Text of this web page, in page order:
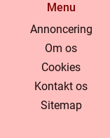
Menu
Annoncering
Om os
Cookies
Kontakt os
Sitemap